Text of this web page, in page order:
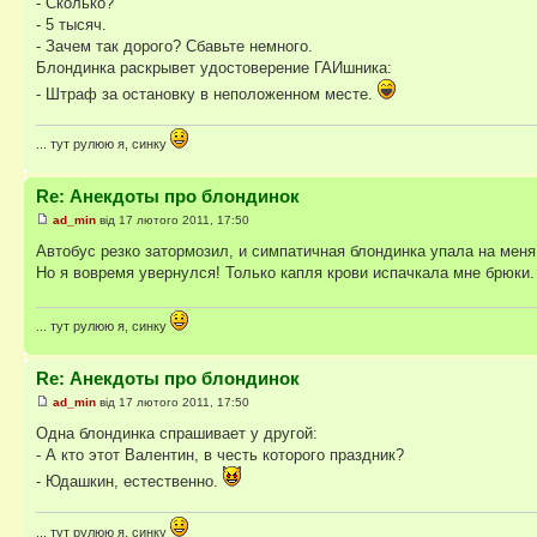
- 5 тысяч.
- Зачем так дорого? Сбавьте немного.
Блондинка раскрывет удостоверение ГАИшника:
- Штраф за остановку в неположенном месте.
... тут рулюю я, синку
Re: Анекдоты про блондинок
ad_min від 17 лютого 2011, 17:50
Автобус резко затормозил, и симпатичная блондинка упала на
Но я вовремя увернулся! Только капля крови испачкала мне брюки.
... тут рулюю я, синку
Re: Анекдоты про блондинок
ad_min від 17 лютого 2011, 17:50
Одна блондинка спрашивает у другой:
- А кто этот Валентин, в честь которого праздник?
- Юдашкин, естественно.
... тут рулюю я, синку